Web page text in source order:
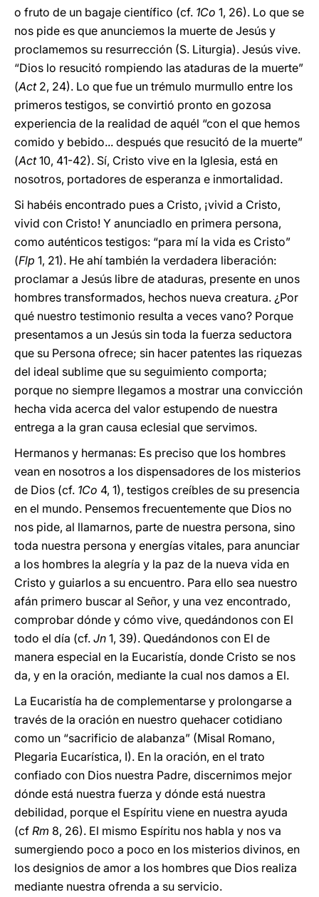
o fruto de un bagaje científico (cf. 1Co 1, 26). Lo que se
nos pide es que anunciemos la muerte de Jesús y
proclamemos su resurrección (S. Liturgia). Jesús vive.
“Dios lo resucitó rompiendo las ataduras de la muerte”
(Act2, 24). Lo que fue un trémulo murmullo entre los
primeros testigos, se convirtió pronto en gozosa
experiencia de la realidad de aquél “con el que hemos
comido y bebido... después que resucitó de la muerte”
(Act10, 41-42). Sí, Cristo vive en la Iglesia, está en
nosotros, portadores de esperanza e inmortalidad.
Si habéis encontrado pues a Cristo, ¡vivid a Cristo,
vivid con Cristo! Y anunciadlo en primera persona,
como auténticos testigos: “para mí la vida es Cristo”
(Flp 1, 21). He ahí también la verdadera liberación:
proclamar a Jesús libre de ataduras, presente en unos
hombres transformados, hechos nueva creatura. ¿Por
qué nuestro testimonio resulta a veces vano? Porque
presentamos a un Jesús sin toda la fuerza seductora
que su Persona ofrece; sin hacer patentes las riquezas
del ideal sublime que su seguimiento comporta;
porque no siempre llegamos a mostrar una convicción
hecha vida acerca del valor estupendo de nuestra
entrega a la gran causa eclesial que servimos.
Hermanos y hermanas: Es preciso que los hombres
vean en nosotros a los dispensadores de los misterios
de Dios (cf. 1Co 4, 1), testigos creíbles de su presencia
en el mundo. Pensemos frecuentemente que Dios no
nos pide, al llamarnos, parte de nuestra persona, sino
toda nuestra persona y energías vitales, para anunciar
a los hombres la alegría y la paz de la nueva vida en
Cristo y guiarlos a su encuentro. Para ello sea nuestro
afán primero buscar al Señor, y una vez encontrado,
comprobar dónde y cómo vive, quedándonos con El
todo el día (cf. Jn 1, 39). Quedándonos con El de
manera especial en la Eucaristía, donde Cristo se nos
da, y en la oración, mediante la cual nos damos a El.
La Eucaristía ha de complementarse y prolongarse a
través de la oración en nuestro quehacer cotidiano
como un “sacrificio de alabanza” (Misal Romano,
Plegaria Eucarística, I). En la oración, en el trato
confiado con Dios nuestra Padre, discernimos mejor
dónde está nuestra fuerza y dónde está nuestra
debilidad, porque el Espíritu viene en nuestra ayuda
(cf Rm 8, 26). El mismo Espíritu nos habla y nos va
sumergiendo poco a poco en los misterios divinos, en
los designios de amor a los hombres que Dios realiza
mediante nuestra ofrenda a su servicio.